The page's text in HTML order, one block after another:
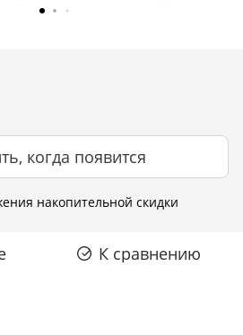
когда появится
накопительной скидки
К сравнению